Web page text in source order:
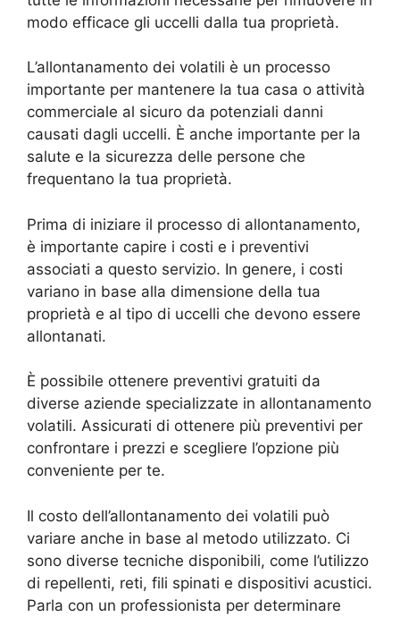
modo efficace gli uccelli dalla tua proprietà.
L’allontanamento dei volatili è un processo
importante per mantenere la tua casa o attività
commerciale al sicuro da potenziali danni
causati dagli uccelli. È anche importante per la
salute e la sicurezza delle persone che
frequentano la tua proprietà.
Prima di iniziare il processo di allontanamento,
è importante capire i costi e i preventivi
associati a questo servizio. In genere, i costi
variano in base alla dimensione della tua
proprietà e al tipo di uccelli che devono essere
allontanati.
È possibile ottenere preventivi gratuiti da
diverse aziende specializzate in allontanamento
volatili. Assicurati di ottenere più preventivi per
confrontare i prezzi e scegliere l’opzione più
conveniente per te.
Il costo dell’allontanamento dei volatili può
variare anche in base al metodo utilizzato. Ci
sono diverse tecniche disponibili, come l’utilizzo
di repellenti, reti, fili spinati e dispositivi acustici.
Parla con un professionista per determinare